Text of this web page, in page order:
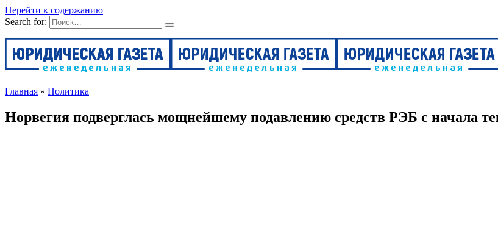
Перейти к содержанию
Search for:
Главная » Политика
Норвегия подверглась мощнейшему подавлению средств РЭБ с начала